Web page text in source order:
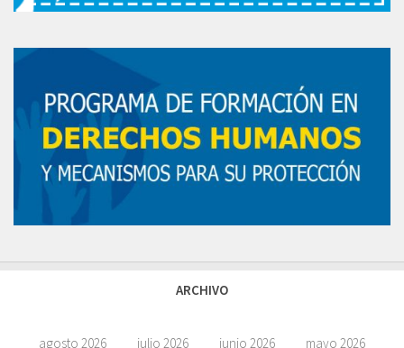
ARCHIVO
agosto 2026 julio 2026 junio 2026
mayo 2026